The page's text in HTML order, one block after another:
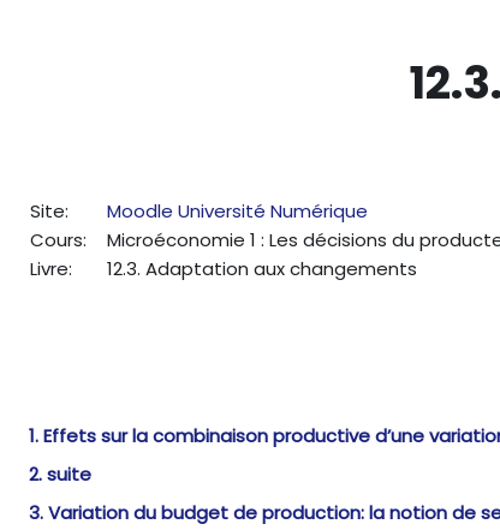
Site:
Moodle Université Numérique
Cours:
Microéconomie 1 : Les décisions du
Livre:
12.3. Adaptation aux changements
1. Effets sur la combinaison productive d’une
2. suite
3. Variation du budget de production: la notion de